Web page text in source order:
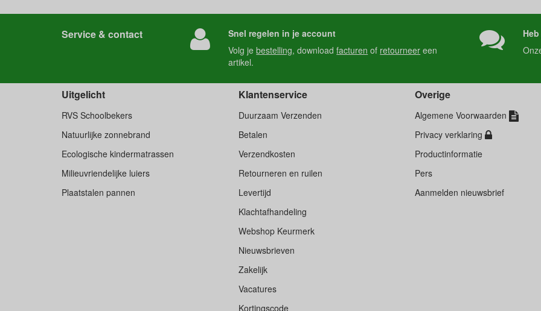
Service & contact
Snel regelen in je account
Volg jebestelling, downloadfacturen of retourneer een
artikel.
Klantenservice
Duurzaam Verzenden
Betalen
Verzendkosten
Retourneren en ruilen
Levertijd
Klachtafhandeling
Webshop Keurmerk
Nieuwsbrieven
Zakelijk
Vacatures
Kortingscode
Uitgelicht
RVS Schoolbekers
Natuurlijke zonnebrand
Ecologische kindermatrassen
Milieuvriendelijke luiers
Plaatstalen pannen
Overige
Algemene Voorwaarden
Privacy verklaring
Productinformatie
Pers
Aanmelden nieuwsbrief